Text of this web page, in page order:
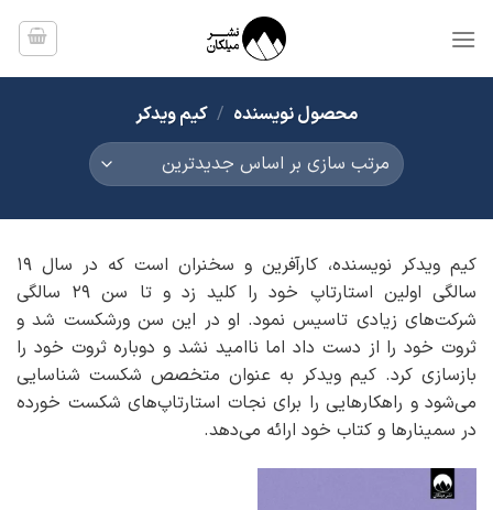
محصول نویسنده / کیم ویدکر
کیم ویدکر نویسنده، کارآفرین و سخنران است که در سال 19
سالگی اولین استارتاپ خود را کلید زد و تا سن 29 سالگی
شرکت‌های زیادی تاسیس نمود. او در این سن ورشکست شد و
ثروت خود را از دست داد اما ناامید نشد و دوباره ثروت خود را
بازسازی کرد. کیم ویدکر به عنوان متخصص شکست شناسایی
می‌شود و راهکارهایی را برای نجات استارتاپ‌های شکست خورده
در سمینارها و کتاب خود ارائه می‌دهد.